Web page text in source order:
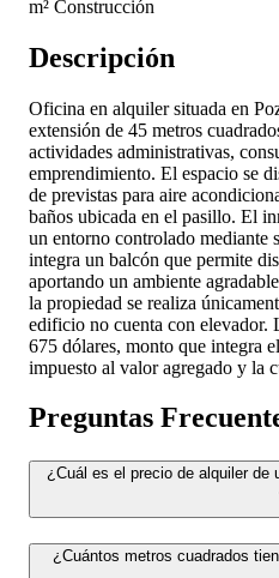
m² Construcción
Descripción
Oficina en alquiler situada en
extensión de 45 metros
actividades administrativas,
emprendimiento. El espacio se
de previstas para aire
baños ubicada en el pasillo. El
un entorno controlado mediante
integra un balcón que permite
aportando un ambiente
la propiedad se realiza
edificio no cuenta con elevador.
675 dólares, monto que integra
impuesto al valor agregado y la
Preguntas
¿Cuál es el precio de alquiler de
¿Cuántos metros cuadrados